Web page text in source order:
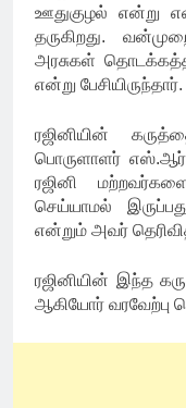
ஊதுகுழல் என்று
தருகிறது.
அரசுகள்
என்று பேசியிருந்தார்.
ரஜினியின்
பொருளாளர்
ரஜினி
செய்யாமல்
என்றும் அவர்
ரஜினியின் இந்த
ஆகியோர் வரவேற்பு